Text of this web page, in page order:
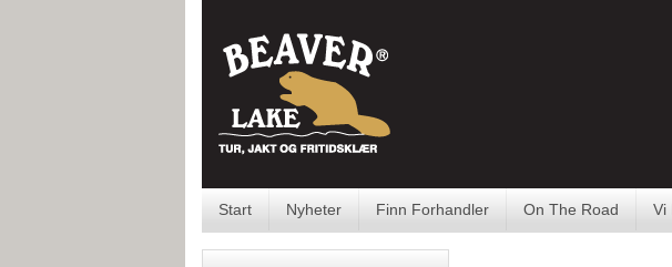
content
Start Nyheter Finn Forhandler On The Road Vi